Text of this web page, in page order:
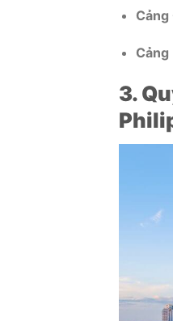
Cảng
Cảng
3.